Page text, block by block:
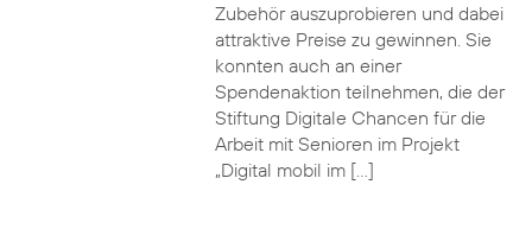
Zubehör auszuprobieren und dabei
attraktive Preise zu gewinnen. Sie
konnten auch an einer
Spendenaktion teilnehmen, die der
Stiftung Digitale Chancen für die
Arbeit mit Senioren im Projekt
„Digital mobil im […]